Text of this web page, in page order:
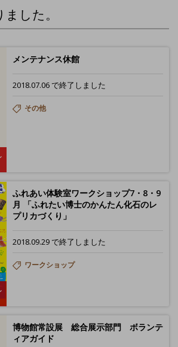
した。
メンテナンス休館
2018.07.06 で終了しました
その他
ふれあい体験室ワークショップ7・8・9
月 「ふれたい博士のかんたん化石のレ
プリカづくり」
2018.09.29 で終了しました
ワークショップ
博物館常設展 総合展示部門 ボランテ
ィアガイド